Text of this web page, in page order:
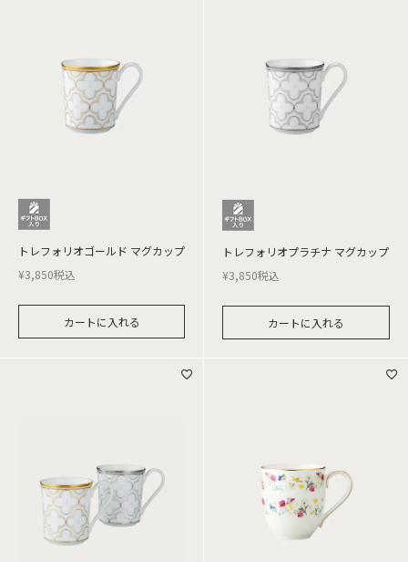
トレフォリオゴールド マグカップ
¥3,850税込
カートに入れる
トレフォリオプラチナ マグカップ
¥3,850税込
カートに入れる